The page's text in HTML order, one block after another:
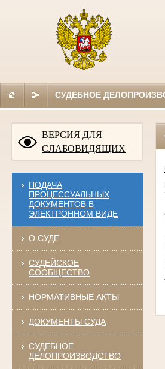
СУДЕБНОЕ
ВЕРСИЯ ДЛЯ
СЛАБОВИДЯЩИХ
ПОДАЧА
ПРОЦЕССУАЛЬНЫХ
ДОКУМЕНТОВ В
ЭЛЕКТРОННОМ ВИДЕ
О СУДЕ
СУДЕЙСКОЕ
СООБЩЕСТВО
НОРМАТИВНЫЕ АКТЫ
ДОКУМЕНТЫ СУДА
СУДЕБНОЕ
ДЕЛОПРОИЗВОДСТВО